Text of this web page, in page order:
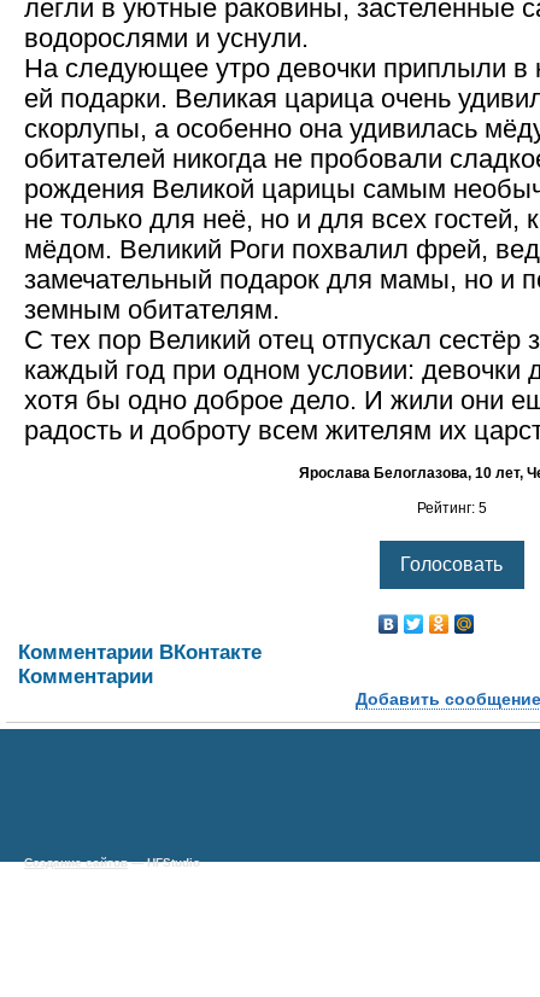
легли в уютные раковины, застеленные
водорослями и уснули.
На следующее утро девочки приплыли в
ей подарки. Великая царица очень
скорлупы, а особенно она удивилась
обитателей никогда не пробовали
рождения Великой царицы самым
не только для неё, но и для всех гостей,
мёдом. Великий Роги похвалил фрей,
замечательный подарок для мамы, но и
земным обитателям.
С тех пор Великий отец отпускал
каждый год при одном условии:
хотя бы одно доброе дело. И жили они
радость и доброту всем жителям их
Ярослава Белоглазова, 10 лет,
Рейтинг: 5
Комментарии ВКонтакте
Комментарии
Добавить сообщение
Создание сайтов— HFStudio